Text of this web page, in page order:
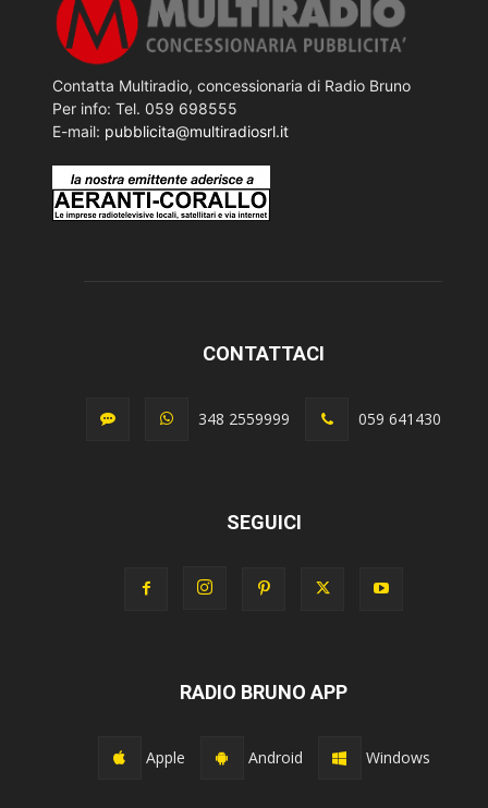
Contatta Multiradio, concessionaria di Radio Bruno
Per info: Tel. 059 698555
E-mail: pubblicita@multiradiosrl.it
CONTATTACI
348 2559999 059 641430
SEGUICI
RADIO BRUNO APP
Apple Android Windows